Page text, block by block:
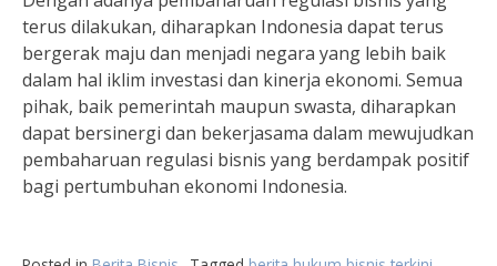
terus dilakukan, diharapkan Indonesia dapat terus
bergerak maju dan menjadi negara yang lebih baik
dalam hal iklim investasi dan kinerja ekonomi. Semua
pihak, baik pemerintah maupun swasta, diharapkan
dapat bersinergi dan bekerjasama dalam mewujudkan
pembaharuan regulasi bisnis yang berdampak positif
bagi pertumbuhan ekonomi Indonesia.